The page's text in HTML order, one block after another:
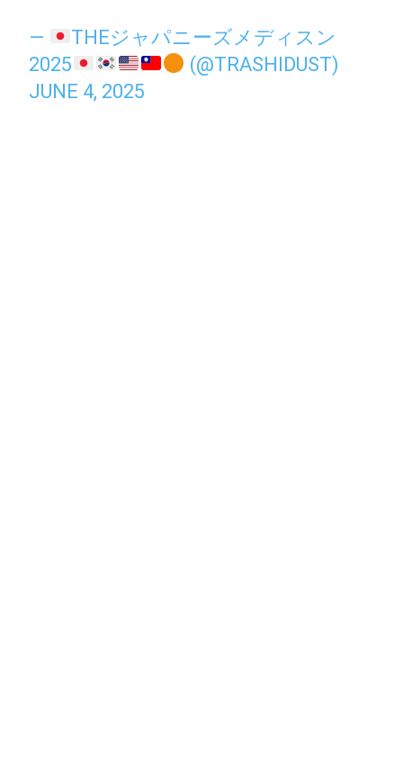
—
THEジャパニーズメディスン
2025
(@TRASHIDUST)
JUNE 4, 2025